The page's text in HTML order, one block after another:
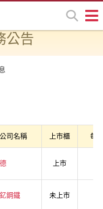
公告
公司名稱 上市櫃 每
上市
鋼鐵 未上市